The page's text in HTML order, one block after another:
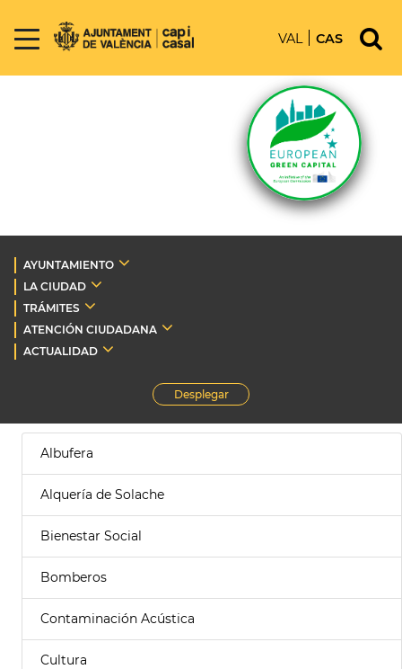
VAL CAS
AYUNTAMIENTO
LA CIUDAD
TRÁMITES
ATENCIÓN CIUDADANA
ACTUALIDAD
Desplegar
Albufera
Alquería de Solache
Bienestar Social
Bomberos
Contaminación Acústica
Cultura